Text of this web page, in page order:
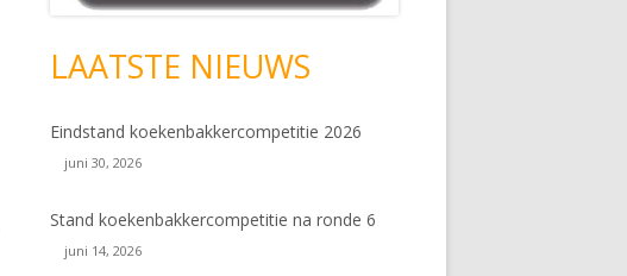
LAATSTE NIEUWS
Eindstand koekenbakkercompetitie 2026
juni 30, 2026
Stand koekenbakkercompetitie na ronde 6
juni 14, 2026